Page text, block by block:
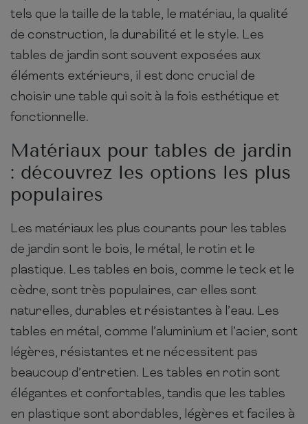
tels que la taille de la table, le matériau, la qualité
de construction, la durabilité et le style. Les
tables de jardin sont souvent exposées aux
éléments extérieurs, il est donc crucial de
choisir une table qui soit à la fois esthétique et
fonctionnelle.
Matériaux pour tables de jardin
: découvrez les options les plus
populaires
Les matériaux les plus courants pour les tables
de jardin sont le bois, le métal, le rotin et le
plastique. Les tables en bois, comme le teck et le
cèdre, sont très populaires, car elles sont
naturelles, durables et résistantes à l’eau. Les
tables en métal, comme l’aluminium et l’acier, sont
légères, résistantes et ne nécessitent pas
beaucoup d’entretien. Les tables en rotin sont
élégantes et confortables, tandis que les tables
en plastique sont abordables, légères et faciles à